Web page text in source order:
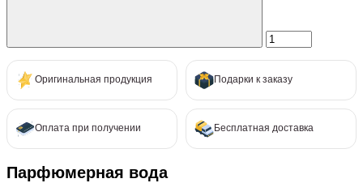
Оригинальная продукция Подарки к заказу
Оплата при получении Бесплатная доставка
Парфюмерная вода